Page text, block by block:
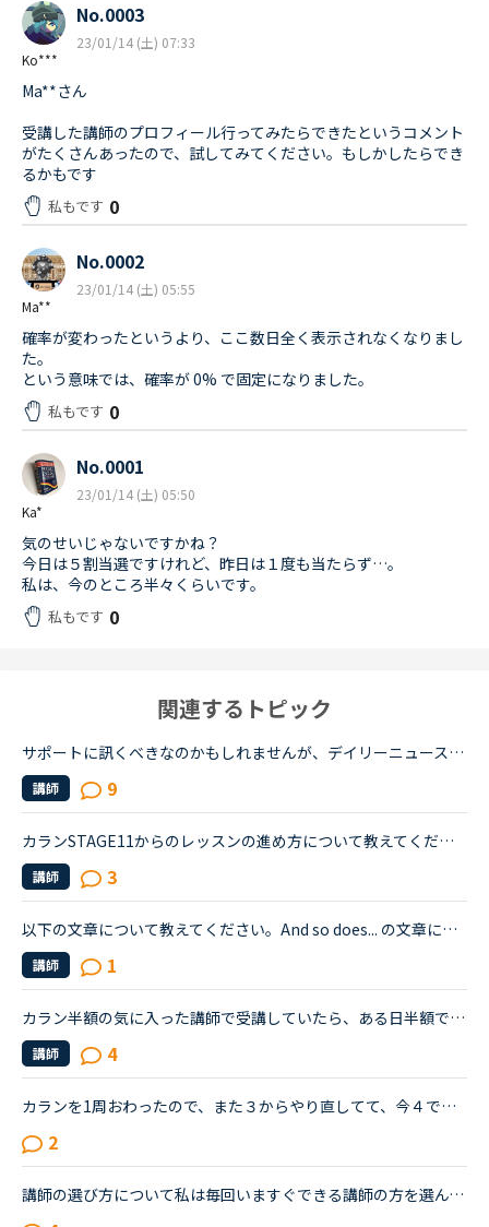
Ko***
No.0003
23/01/14 (土) 07:33
Ma**さん
受講した講師のプロフィール行ってみたらできたというコメント
がたくさんあったので、試してみてください。もしかしたらでき
るかもです
私もです 0
Ma**
No.0002
23/01/14 (土) 05:55
確率が変わったというより、ここ数日全く表示されなくなりまし
た。
という意味では、確率が 0% で固定になりました。
私もです 0
Ka*
No.0001
23/01/14 (土) 05:50
気のせいじゃないですかね？
今日は５割当選ですけれど、昨日は１度も当たらず…。
私は、今のところ半々くらいです。
私もです 0
関連するトピック
サポートに訊くべきなのかもしれませんが、デイリーニュースのレッスン方法って変わったのでしょうか。たった今、レッスンが終わったのですが、Words and Phrasesのところで自分で文章を作るように言われました。...
講師 9
カランSTAGE11からのレッスンの進め方について教えてください。最近STAGE11に入り、3人の先生から１回ずつレッスンを受けました。11になってから内容が変わってビックリしています。その中でも気になっているのは...
講師 3
以下の文章について教えてください。And so does... の文章について、so doesは前の文章の代名詞てきな役割で「私達の評価をボロボロにした」という意味で、そこから派生して「私たちの評価は変わってしまった」...
講師 1
カラン半額の気に入った講師で受講していたら、ある日半額でなくなり、カラン以外でお気に入りの講師を今すぐレッスンで何度か受けていると、予約でないと受けれない講師に変わっていたり、なのですが、皆さんも...
講師 4
カランを1周おわったので、また３からやり直してて、今４です。まえより進むのがとても速くなって、すぐ終わっていく感覚があります。上級者の方で、2周めをどのペースでやったのかお聞かせください。前と同じペ...
2
講師の選び方について私は毎回いますぐできる講師の方を選んでレッスンを受講しているため、ほとんど毎回違う講師の方になってしまいます。レッスン毎に雰囲気や発音が変わって面白いのですが、仲良くなっても25...